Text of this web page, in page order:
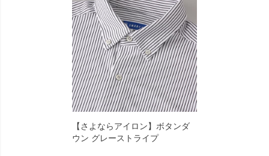
【さよならアイロン】ボタンダ
ウン グレーストライプ